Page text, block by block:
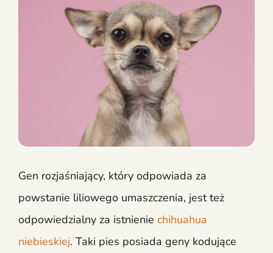
Gen rozjaśniający, który odpowiada za
powstanie liliowego umaszczenia, jest też
odpowiedzialny za istnienie chihuahua
niebieskiej. Taki pies posiada geny kodujące